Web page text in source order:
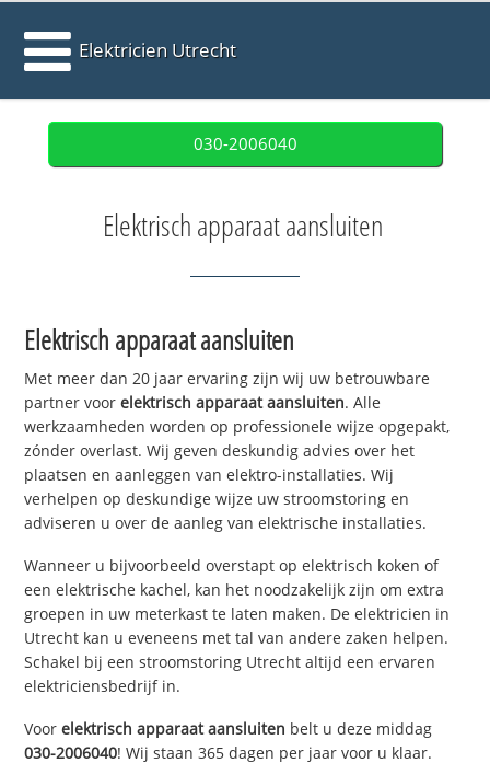
Elektricien Utrecht
030-2006040
Elektrisch apparaat aansluiten
Elektrisch apparaat aansluiten
Met meer dan 20 jaar ervaring zijn wij uw betrouwbare
partner voorelektrisch apparaat aansluiten. Alle
werkzaamheden worden op professionele wijze opgepakt,
zónder overlast. Wij geven deskundig advies over het
plaatsen en aanleggen van elektro-installaties. Wij
verhelpen op deskundige wijze uw stroomstoring en
adviseren u over de aanleg van elektrische installaties.
Wanneer u bijvoorbeeld overstapt op elektrisch koken of
een elektrische kachel, kan het noodzakelijk zijn om extra
groepen in uw meterkast te laten maken. De elektricien in
Utrecht kan u eveneens met tal van andere zaken helpen.
Schakel bij een stroomstoring Utrecht altijd een ervaren
elektriciensbedrijf in.
Voorelektrisch apparaat aansluiten belt u deze middag
030-2006040! Wij staan 365 dagen per jaar voor u klaar.